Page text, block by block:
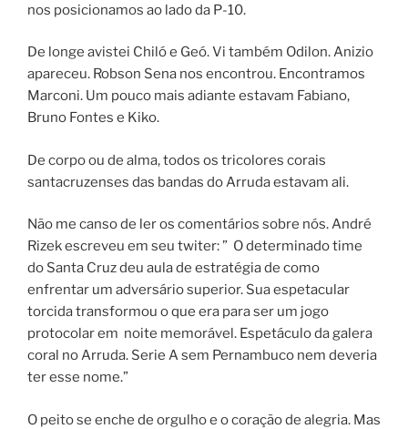
nos posicionamos ao lado da P-10.
De longe avistei Chiló e Geó. Vi também Odilon. Anizio
apareceu. Robson Sena nos encontrou. Encontramos
Marconi. Um pouco mais adiante estavam Fabiano,
Bruno Fontes e Kiko.
De corpo ou de alma, todos os tricolores corais
santacruzenses das bandas do Arruda estavam ali.
Não me canso de ler os comentários sobre nós. André
Rizek escreveu em seu twiter: ” O determinado time
do Santa Cruz deu aula de estratégia de como
enfrentar um adversário superior. Sua espetacular
torcida transformou o que era para ser um jogo
protocolar em noite memorável. Espetáculo da galera
coral no Arruda. Serie A sem Pernambuco nem deveria
ter esse nome.”
O peito se enche de orgulho e o coração de alegria. Mas